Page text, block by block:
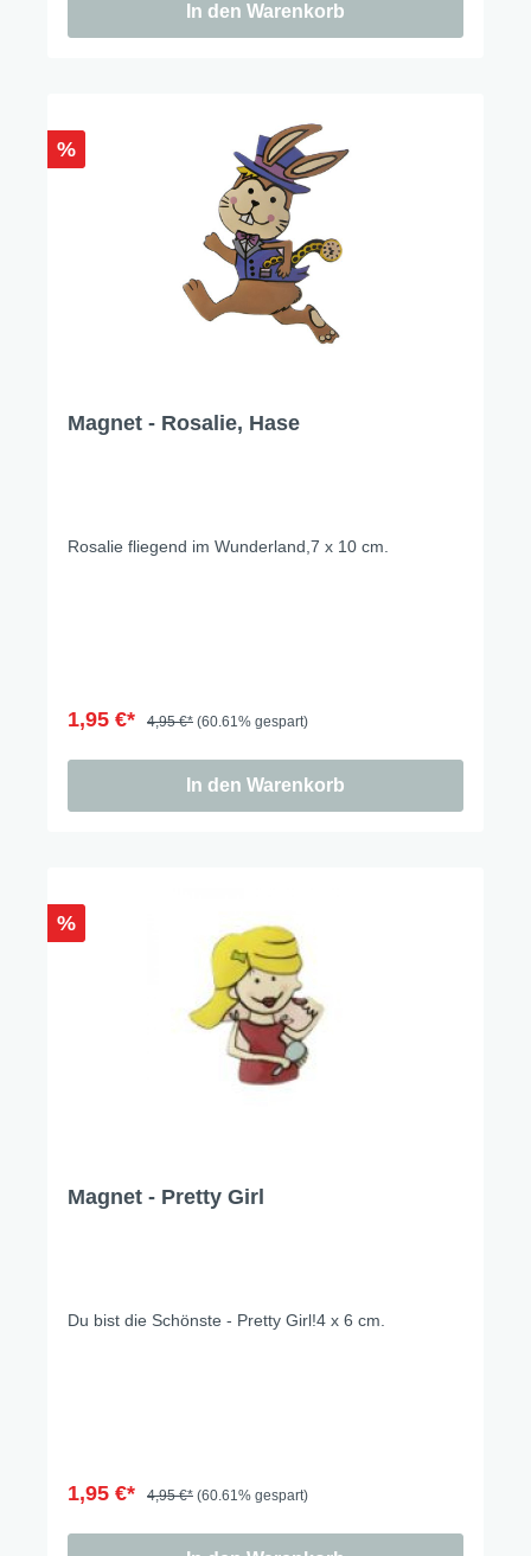
In den Warenkorb
%
Magnet - Rosalie, Hase
Rosalie fliegend im Wunderland,7 x 10 cm.
1,95 €* 4,95 €* (60.61% gespart)
In den Warenkorb
%
Magnet - Pretty Girl
Du bist die Schönste - Pretty Girl!4 x 6 cm.
1,95 €* 4,95 €* (60.61% gespart)